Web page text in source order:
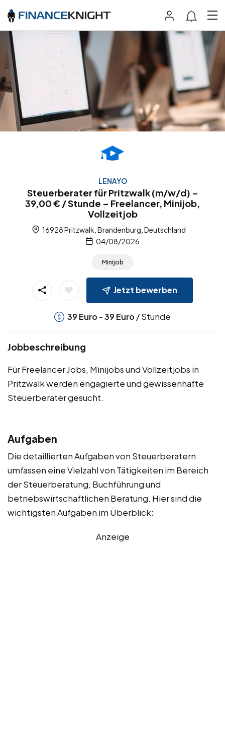
LENAYO
Steuerberater für Pritzwalk (m/w/d) –
39,00 € / Stunde – Freelancer, Minijob,
Vollzeitjob
16928 Pritzwalk, Brandenburg, Deutschland
04/08/2026
Minijob
Jetzt bewerben
39 Euro -39 Euro / Stunde
Jobbeschreibung
Für Freelancer Jobs, Minijobs und Vollzeitjobs in
Pritzwalk werden engagierte und gewissenhafte
Steuerberater gesucht.
Aufgaben
Die detaillierten Aufgaben von Steuerberatern
umfassen eine Vielzahl von Tätigkeiten im Bereich
der Steuerberatung, Buchführung und
betriebswirtschaftlichen Beratung. Hier sind die
wichtigsten Aufgaben im Überblick:
Anzeige